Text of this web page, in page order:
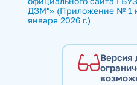
ДЗМ"» (Приложение № 1
января 2026 г.)
Версия